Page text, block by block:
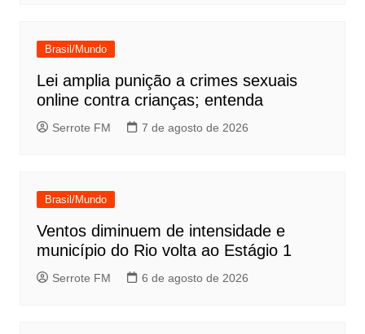
Brasil/Mundo
Lei amplia punição a crimes sexuais
online contra crianças; entenda
Serrote FM 7 de agosto de 2026
Brasil/Mundo
Ventos diminuem de intensidade e
município do Rio volta ao Estágio 1
Serrote FM 6 de agosto de 2026